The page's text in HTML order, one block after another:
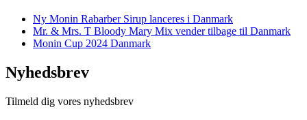
Ny Monin Rabarber Sirup lanceres i Danmark
Mr. & Mrs. T Bloody Mary Mix vender tilbage til Danmark
Monin Cup 2024 Danmark
Nyhedsbrev
Tilmeld dig vores nyhedsbrev